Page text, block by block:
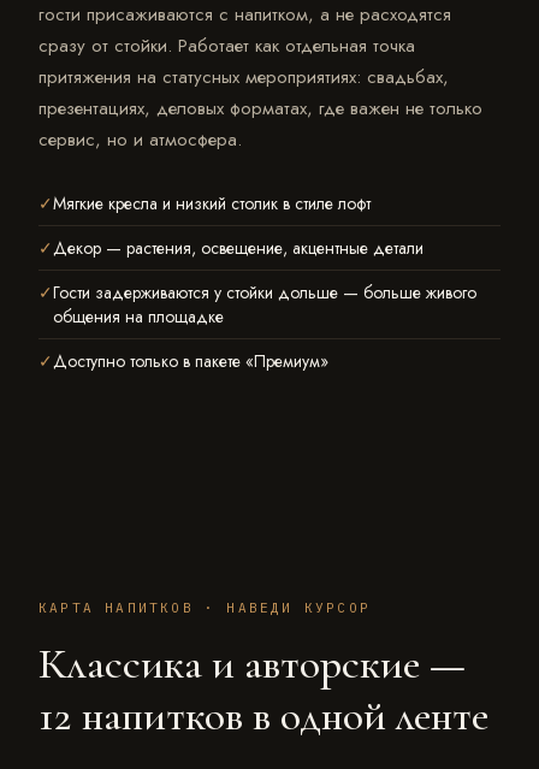
гости присаживаются с напитком, а не расходятся
сразу от стойки. Работает как отдельная точка
притяжения на статусных мероприятиях: свадьбах,
презентациях, деловых форматах, где важен не только
сервис, но и атмосфера.
Мягкие кресла и низкий столик в стиле лофт
Декор — растения, освещение, акцентные детали
Гости задерживаются у стойки дольше — больше живого
общения на площадке
Доступно только в пакете «Премиум»
КАРТА НАПИТКОВ · НАВЕДИ КУРСОР
Классика и авторские —
12 напитков в одной ленте